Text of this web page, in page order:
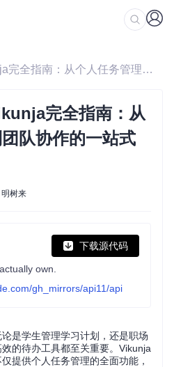
/ 开源待办工具Vikunja完全指南：从个人任务管理到团队协作的一站式解决方案
完全指南：从
队协作的一站式
树来
下载源代码
own.
gh_mirrors/api11/api
是学生管理学习计划，还是职场
的待办工具都至关重要。Vikunja
提供个人任务管理的全面功能，